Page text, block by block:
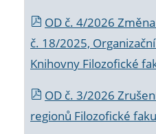
OD č. 4/2026
č. 18/2025,
Knihovny Filozofické
OD č. 3/2026
regionů Filozofické